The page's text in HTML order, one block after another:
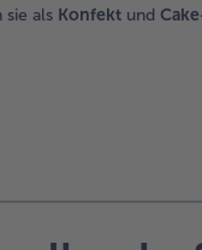
sie als Konfekt und